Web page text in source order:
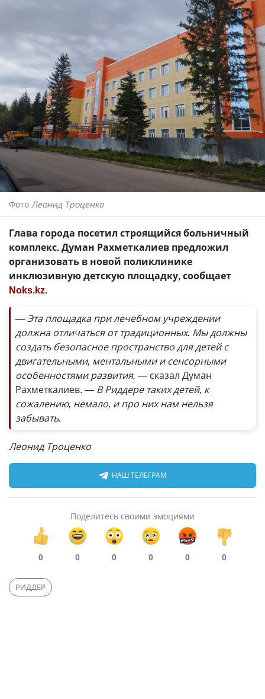
Фото Леонид Троценко
Глава города посетил строящийся больничный
комплекс. Думан Рахметкалиев предложил
организовать в новой поликлинике
инклюзивную детскую площадку, сообщает
Noks.kz.
— Эта площадка при лечебном учреждении
должна отличаться от традиционных. Мы должны
создать безопасное пространство для детей с
двигательными, ментальными и сенсорными
особенностями развития, — сказал Думан
Рахметкалиев. — В Риддере таких детей, к
сожалению, немало, и про них нам нельзя
забывать.
Леонид Троценко
НАШ ТЕЛЕГРАМ
Поделитесь своими эмоциями
0 0 0 0 0 0
РИДДЕР